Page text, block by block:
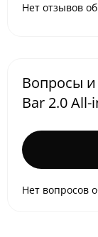
Нет отзывов
Вопросы и
Bar 2.0 All-
Нет вопросов